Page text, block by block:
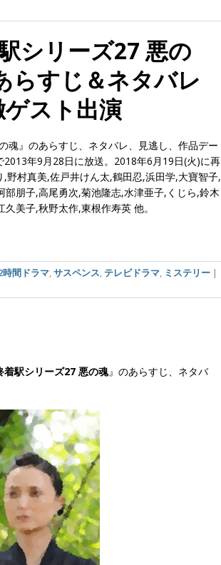
シリーズ27 悪の
らすじ＆ネタバレ
スト出演
魂』のあらすじ、ネタバレ、見逃し、作品デー
年9月28日に放送。2018年6月19日(火)に再
野村真美,佐戸井けん太,鶴田忍,浜田学,大寶智子,
朋子,高尾勇次,菊池隆志,水津亜子,くじら,鈴木
美子,秋野太作,東根作寿英 他。
時間ドラマ,サスペンス, テレビドラマ, ミステリー |
着駅シリーズ27 悪の魂』のあらすじ、ネタバ